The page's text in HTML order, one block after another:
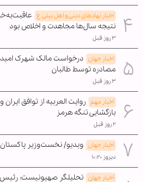
اخبار نهادهای دینی و اهل بیتی ع
نتیجه سال‌ها مجاهدت و اخلاص بود
۳ روز قبل
اخبار جهان درخواست مالک شهرک امید
مصادره توسط طالبان
۳ روز قبل
اخبار مهم روایت العربیه از توافق
بازگشایی تنگه هرمز
۲ روز قبل
اخبار جهان ویدیو/ نخست‌وزیر پاکستان
دیروز ۱۰:۲۰
اخبار جهان تحلیلگر صهیونیست: رئیس